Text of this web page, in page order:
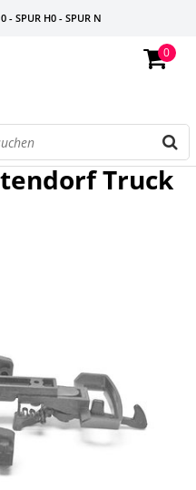
- SPUR H0 - SPUR N
0
Truck